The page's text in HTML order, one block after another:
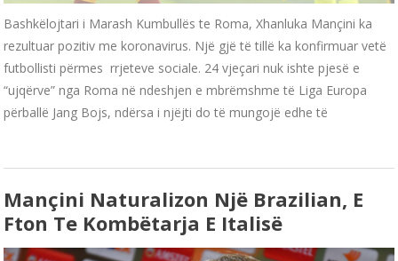
Bashkëlojtari i Marash Kumbullës te Roma, Xhanluka Mançini ka
rezultuar pozitiv me koronavirus. Një gjë të tillë ka konfirmuar vetë
futbollisti përmes rrjeteve sociale. 24 vjeçari nuk ishte pjesë e
“ujqërve” nga Roma në ndeshjen e mbrëmshme të Liga Europa
përballë Jang Bojs, ndërsa i njëjti do të mungojë edhe të
Mançini Naturalizon Një Brazilian, E
Fton Te Kombëtarja E Italisë